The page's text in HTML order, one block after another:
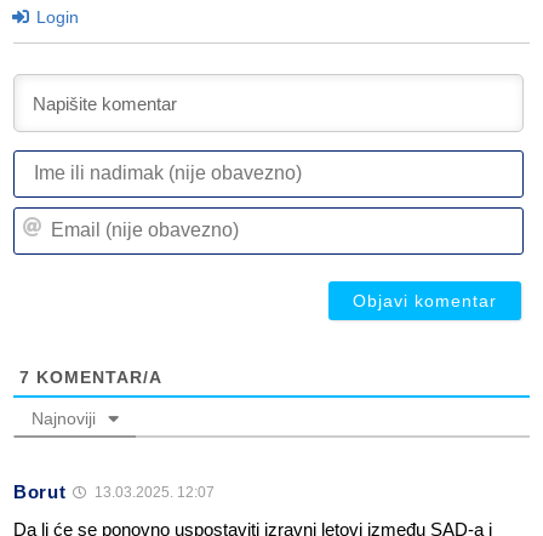
Login
7 KOMENTAR/A
Najnoviji
Borut 13.03.2025. 12:07
Da li će se ponovno uspostaviti izravni letovi između SAD-a i